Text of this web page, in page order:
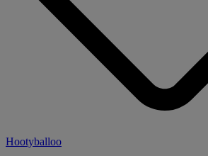
Hootyballoo